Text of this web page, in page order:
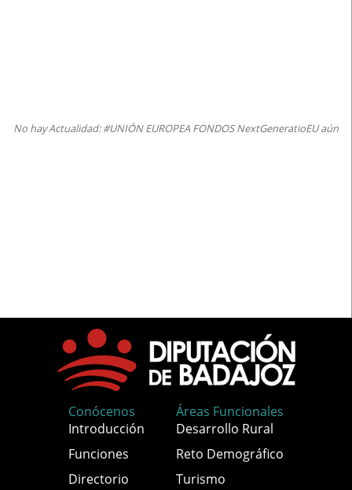
No hay Actualidad: #UNIÓN EUROPEA FONDOS NextGeneratioEU aún
Conócenos
Introducción
Funciones
Directorio
Áreas Funcionales
Desarrollo Rural
Reto Demográfico
Turismo